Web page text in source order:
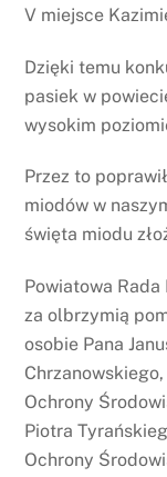
V miejsce
Dzięki temu
pasiek w
wysokim
Przez to
miodów w
święta miodu
Powiatowa
za olbrzymią
osobie Pana
Ochrony
Piotra
Ochrony